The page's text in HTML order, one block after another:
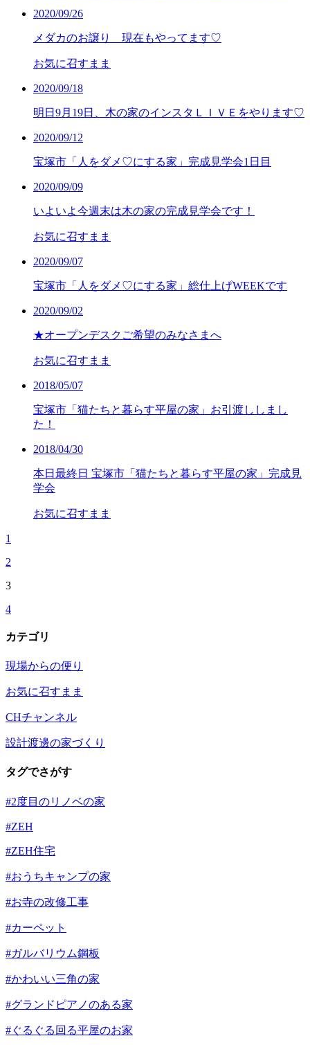
2020/09/26
メダカのお譲り 現在もやってます♡
お気に召すまま
2020/09/18
明日9月19日、木の家のインスタＬＩＶＥをやります♡
2020/09/12
宝塚市「人をダメ♡にする家」完成見学会1日目
2020/09/09
いよいよ今週末は木の家の完成見学会です！
お気に召すまま
2020/09/07
宝塚市「人をダメ♡にする家」総仕上げWEEKです
2020/09/02
★オープンデスクご希望のみなさまへ
お気に召すまま
2018/05/07
宝塚市「猫たちと暮らす平屋の家」お引渡ししまし
た！
2018/04/30
本日最終日 宝塚市「猫たちと暮らす平屋の家」完成見
学会
お気に召すまま
1
2
3
4
カテゴリ
現場からの便り
お気に召すまま
CHチャンネル
設計渡邊の家づくり
タグでさがす
#2度目のリノベの家
#ZEH
#ZEH住宅
#おうちキャンプの家
#お寺の改修工事
#カーペット
#ガルバリウム鋼板
#かわいい三角の家
#グランドピアノのある家
#ぐるぐる回る平屋のお家